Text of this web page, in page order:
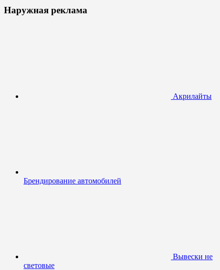
Наружная реклама
Акрилайты
Брендирование автомобилей
Вывески не
световые